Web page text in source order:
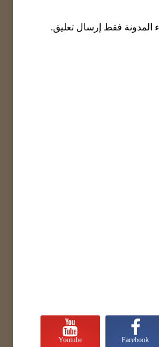
فقط إرسال تعليق.
Facebook
Youtube